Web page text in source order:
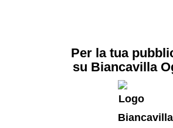
Per la tua
su Biancavilla